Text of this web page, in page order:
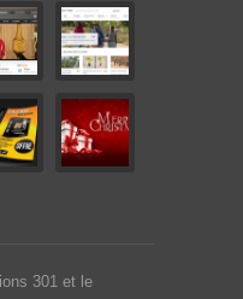
301 et le